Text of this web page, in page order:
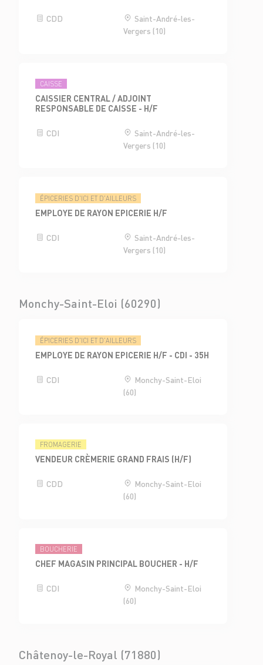
CDD
Saint-André-les-
Vergers (10)
CAISSE
CAISSIER CENTRAL / ADJOINT
RESPONSABLE DE CAISSE - H/F
CDI
Saint-André-les-
Vergers (10)
ÉPICERIES D'ICI ET D'AILLEURS
EMPLOYE DE RAYON EPICERIE H/F
CDI
Saint-André-les-
Vergers (10)
Monchy-Saint-Eloi (60290)
ÉPICERIES D'ICI ET D'AILLEURS
EMPLOYE DE RAYON EPICERIE H/F - CDI - 35H
CDI
Monchy-Saint-Eloi
(60)
FROMAGERIE
VENDEUR CRÈMERIE GRAND FRAIS (H/F)
CDD
Monchy-Saint-Eloi
(60)
BOUCHERIE
CHEF MAGASIN PRINCIPAL BOUCHER - H/F
CDI
Monchy-Saint-Eloi
(60)
Châtenoy-le-Royal (71880)